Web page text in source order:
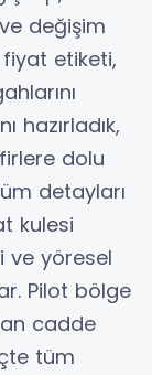
değişim
fiyat etiketi,
hazırladık,
dolu
detayları
kulesi
ve yöresel
Pilot bölge
cadde
tüm